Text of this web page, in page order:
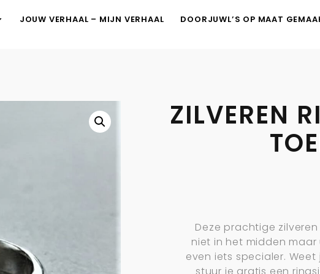
JOUW VERHAAL – MIJN VERHAAL DOORJUWL’S OP MAAT
ZILVEREN
Deze prachtige
niet in het midden
even iets specialer.